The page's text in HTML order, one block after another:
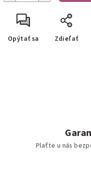
Opýtať sa Zdieľať
Plaťte u nás